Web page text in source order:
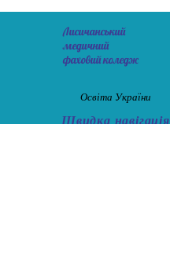
Лисичанський
медичний
фаховий коледж
Освіта України
Швидка навігація